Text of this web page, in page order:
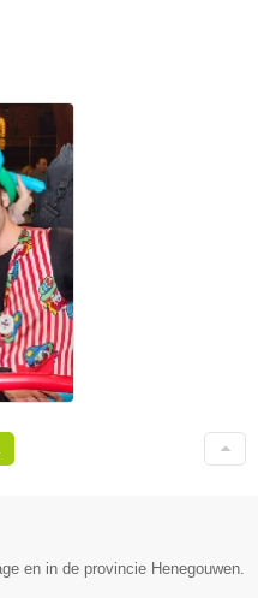
en in de provincie Henegouwen.